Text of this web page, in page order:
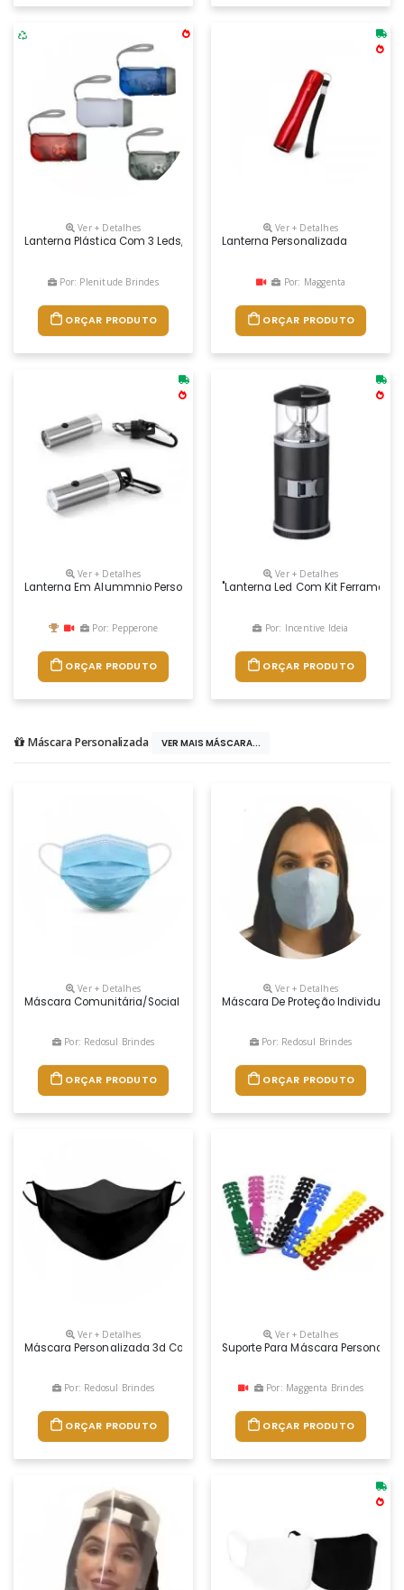
Ver + Detalhes
Lanterna Plástica Com 3 Leds, Pressionando O “gatilho” Gera
Por: Plenitude Brindes
ORÇAR PRODUTO
Ver + Detalhes
Lanterna Personalizada
Por: Maggenta
ORÇAR PRODUTO
Ver + Detalhes
Lanterna Em Alummnio Personalizada
Por: Pepperone
ORÇAR PRODUTO
Ver + Detalhes
"lanterna Led Com Kit
Por: Incentive Ideia
ORÇAR PRODUTO
Máscara Personalizada VER MAIS MÁSCARA...
Ver + Detalhes
Máscara Comunitária/social (não Cirúrgica) Ideal Para Ser Usada
Por: Redosul Brindes
ORÇAR PRODUTO
Ver + Detalhes
Máscara De Proteção Individual,
Por: Redosul Brindes
ORÇAR PRODUTO
Ver + Detalhes
Máscara Personalizada 3d Com Impressão Em Silk Ou Sublimação
Por: Redosul Brindes
ORÇAR PRODUTO
Ver + Detalhes
Suporte Para Máscara
Por: Maggenta Brindes
ORÇAR PRODUTO